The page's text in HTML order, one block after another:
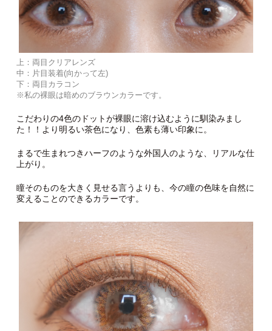
上：両目クリアレンズ
中：片目装着(向かって左)
下：両目カラコン
※私の裸眼は暗めのブラウンカラーです。
こだわりの4色のドットが裸眼に溶け込むように馴染みまし
た！！より明るい茶色になり、色素も薄い印象に。
まるで生まれつきハーフのような外国人のような、リアルな仕
上がり。
瞳そのものを大きく見せる言うよりも、今の瞳の色味を自然に
変えることのできるカラーです。